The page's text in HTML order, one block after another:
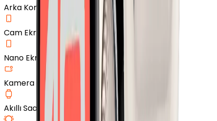
Arka Koruma Kılıf
Cam Ekran Koruyucu
Nano Ekran Koruyucu
Kamera Cam Koruyucu
Akıllı Saat Aksesuarları